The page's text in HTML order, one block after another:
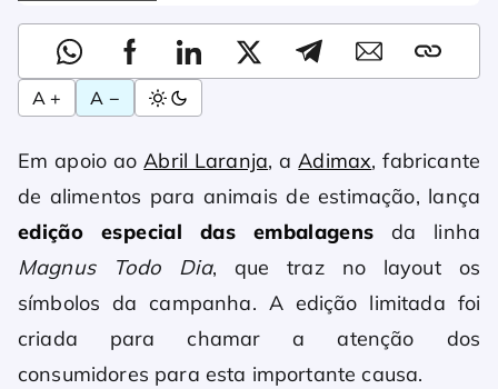
A + A −
Em apoio aoAbril Laranja, aAdimax, fabricante
de alimentos para animais de estimação, lança
edição especial das embalagens da linha
Magnus Todo Dia, que traz no layout os
símbolos da campanha. A edição limitada foi
criada para chamar a atenção dos
consumidores para esta importante causa.